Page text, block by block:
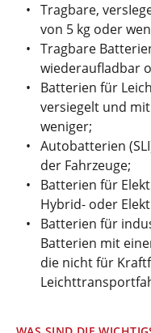
Tragbare,
von 5 kg oder
Tragbare
wiederaufladbar
Batterien für
versiegelt und
weniger;
Autobatterien
der Fahrzeuge;
Batterien für
Hybrid- oder
Batterien für
Batterien mit
die nicht für